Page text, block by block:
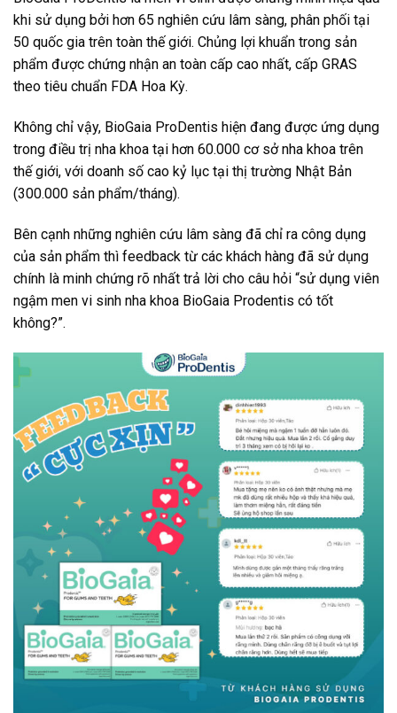
khi sử dụng bởi hơn 65 nghiên cứu lâm sàng, phân phối tại
50 quốc gia trên toàn thế giới. Chủng lợi khuẩn trong sản
phẩm được chứng nhận an toàn cấp cao nhất, cấp GRAS
theo tiêu chuẩn FDA Hoa Kỳ.
Không chỉ vậy, BioGaia ProDentis hiện đang được ứng dụng
trong điều trị nha khoa tại hơn 60.000 cơ sở nha khoa trên
thế giới, với doanh số cao kỷ lục tại thị trường Nhật Bản
(300.000 sản phẩm/tháng).
Bên cạnh những nghiên cứu lâm sàng đã chỉ ra công dụng
của sản phẩm thì feedback từ các khách hàng đã sử dụng
chính là minh chứng rõ nhất trả lời cho câu hỏi “sử dụng viên
ngậm men vi sinh nha khoa BioGaia Prodentis có tốt
không?”.